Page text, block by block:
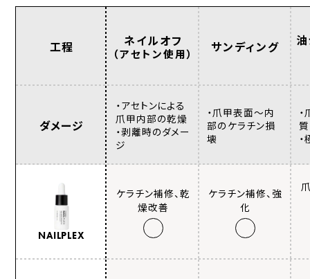
工程 ネイルオフ
（アセトン使用） サンディング
ダメージ
・アセトンによる
爪甲内部の乾燥
・剥離時のダメー
ジ
・爪甲表面〜内
部のケラチン損
壊
NAILPLEX
ケラチン補修、乾
燥改善
ケラチン補修、強
化